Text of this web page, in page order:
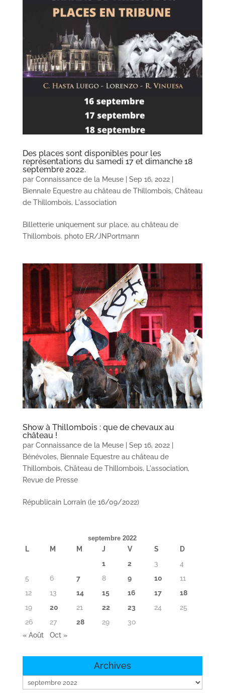
Des places sont disponibles pour les
représentations du samedi 17 et dimanche 18
septembre 2022.
par Connaissance de la Meuse| Sep 16, 2022|
Biennale Equestre au château de Thillombois, Château
de Thillombois, L'association
Billetterie uniquement sur place, au château de
Thillombois. photo ER/JNPortmann
Show à Thillombois : que de chevaux au
château !
par Connaissance de la Meuse| Sep 16, 2022|
Bénévoles, Biennale Equestre au château de
Thillombois, Château de Thillombois, L'association,
Revue de Presse
Républicain Lorrain (le 16/09/2022)
septembre 2022
L M M J V S
D
1
2 3
4
5
6 7 8 9 10
11
12
13 14 15 16 17
18
19
20 21 22 23 24
25
26
27 28 29
30
« Août
Oct »
Archives
Archives